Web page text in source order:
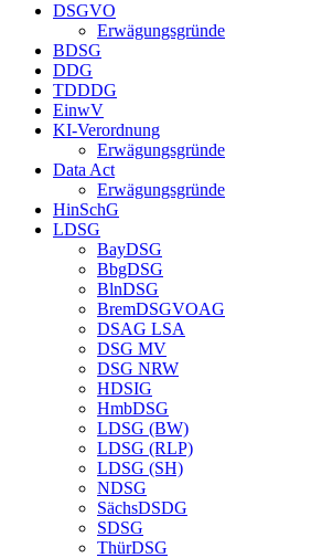
DSGVO
Erwägungsgründe
BDSG
DDG
TDDDG
EinwV
KI-Verordnung
Erwägungsgründe
Data Act
Erwägungsgründe
HinSchG
LDSG
BayDSG
BbgDSG
BlnDSG
BremDSGVOAG
DSAG LSA
DSG MV
DSG NRW
HDSIG
HmbDSG
LDSG (BW)
LDSG (RLP)
LDSG (SH)
NDSG
SächsDSDG
SDSG
ThürDSG